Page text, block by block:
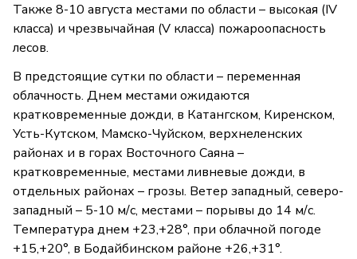
Также 8-10 августа местами по области – высокая (IV
класса) и чрезвычайная (V класса) пожароопасность
лесов.
В предстоящие сутки по области – переменная
облачность. Днем местами ожидаются
кратковременные дожди, в Катангском, Киренском,
Усть-Кутском, Мамско-Чуйском, верхнеленских
районах и в горах Восточного Саяна –
кратковременные, местами ливневые дожди, в
отдельных районах – грозы. Ветер западный, северо-
западный – 5-10 м/с, местами – порывы до 14 м/с.
Температура днем +23,+28°, при облачной погоде
+15,+20°, в Бодайбинском районе +26,+31°.